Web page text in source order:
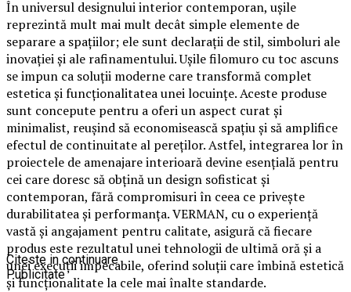
În universul designului interior contemporan, ușile
reprezintă mult mai mult decât simple elemente de
separare a spațiilor; ele sunt declarații de stil, simboluri ale
inovației și ale rafinamentului. Ușile filomuro cu toc ascuns
se impun ca soluții moderne care transformă complet
estetica și funcționalitatea unei locuințe. Aceste produse
sunt concepute pentru a oferi un aspect curat și
minimalist, reușind să economisească spațiu și să amplifice
efectul de continuitate al pereților. Astfel, integrarea lor în
proiectele de amenajare interioară devine esențială pentru
cei care doresc să obțină un design sofisticat și
contemporan, fără compromisuri în ceea ce privește
durabilitatea și performanța. VERMAN, cu o experiență
vastă și angajament pentru calitate, asigură că fiecare
produs este rezultatul unei tehnologii de ultimă oră și a
unei execuții impecabile, oferind soluții care îmbină estetică
și funcționalitate la cele mai înalte standarde.
Citeste in continuare
Publicitate